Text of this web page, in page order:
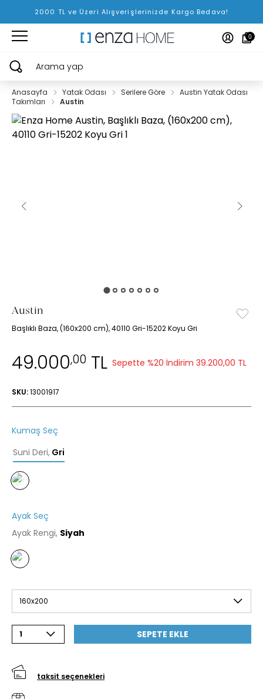
2000 TL ve Üzeri Alışverişlerinizde Kargo Bedava!
0
Arama yap
Anasayfa Yatak Odası Serilere Göre
Austin Yatak Odası
Takımları
Austin
Austin
Başlıklı Baza, (160x200 cm), 40110 Gri-15202 Koyu Gri
49.000,00 TL Sepette %20 İndirim 39.200,00 TL
SKU:13001917
Kumaş Seç
Suni Deri, Gri
Ayak Seç
Ayak Rengi, Siyah
160x200
1 SEPETE EKLE
taksit seçenekleri